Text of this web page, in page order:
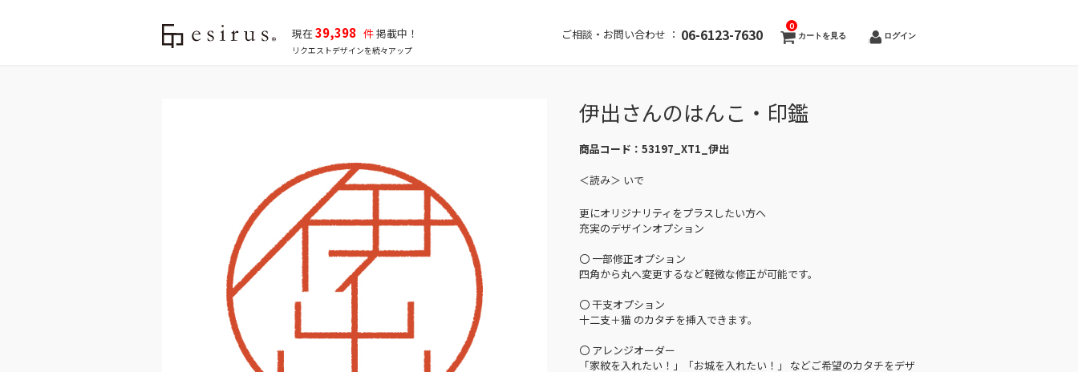
現在39,398 件掲載中！
リクエストデザインを続々アップ
ご相談・お問い合わせ ： 06-6123-7630 カートを見る
0
ログイン
伊出さんのはんこ・印鑑
商品コード： 53197_XT1_伊出
＜読み＞ いで
更にオリジナリティをプラスしたい方へ
充実のデザインオプション
〇 一部修正オプション
四角から丸へ変更するなど軽微な修正が可能です。
〇 干支オプション
十二支＋猫 のカタチを挿入できます。
〇 アレンジオーダー
「家紋を入れたい！」「お城を入れたい！」 などご希望のカタチをデザ